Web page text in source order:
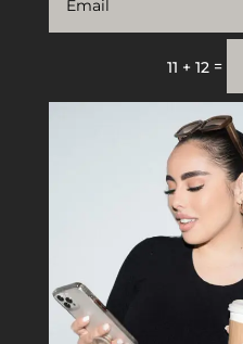
11 + 12 =